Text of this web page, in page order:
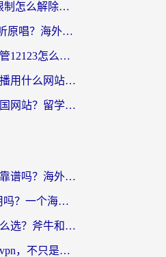
优酷手机app地域限制怎么解除？海外党亲测有效的追剧方案
全民K歌国外如何听原唱？海外党亲测有效的回国加速器选择指南
在海外如果使用交管12123怎么处理？留学生亲测有效的回国加速方案
海外看国内电视直播用什么网站比较好？一篇解决你所有追剧难题的实用指南
在国外如何打开中国网站？留学生与海外华人的无缝访问指南
雷霆加速下载免费靠谱吗？海外党选回国加速器的避坑指南（附热门工具对比）
NordVPN 回国能用吗？一个海外用户必须面对的真实困境
海外回国加速器怎么选？斧牛和海龟哪个好？一篇帮你避开坑的实用指南
从匈牙利回国内的vpn，不只是为了刷剧那么简单